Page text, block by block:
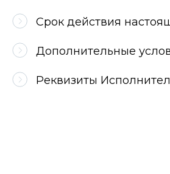
Срок действия
Дополнительные
Реквизиты